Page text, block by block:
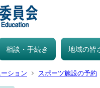
相談・手続き 地域の皆
ション スポーツ施設の予約